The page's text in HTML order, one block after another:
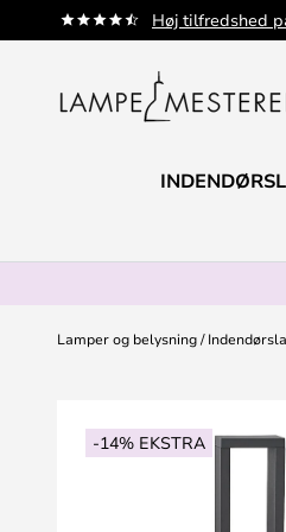
Høj tilfredshed
Skip
to
Lamper og belysning
-14% EKSTRA